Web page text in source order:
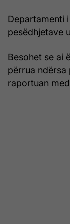
Departamenti
pesëdhjetave
Besohet se ai
përrua ndërsa
raportuan